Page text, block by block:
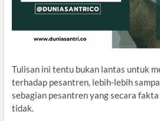
Tulisan ini tentu bukan lantas untuk
terhadap pesantren, lebih-lebih
sebagian pesantren yang secara
tidak.